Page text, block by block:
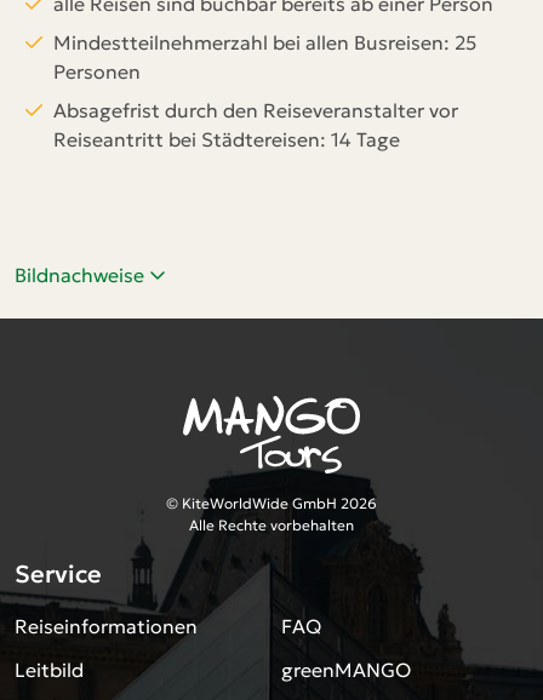
Mindestteilnehmerzahl bei allen Busreisen: 25
Personen
Absagefrist durch den Reiseveranstalter vor
Reiseantritt bei Städtereisen: 14 Tage
Bildnachweise
© KiteWorldWide GmbH 2026
Alle Rechte vorbehalten
Service
Reiseinformationen
Leitbild
FAQ
greenMANGO